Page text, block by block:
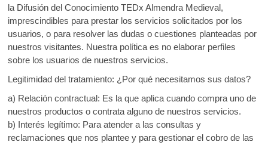
la Difusión del Conocimiento TEDx Almendra Medieval,
imprescindibles para prestar los servicios solicitados por los
usuarios, o para resolver las dudas o cuestiones planteadas por
nuestros visitantes. Nuestra política es no elaborar perfiles
sobre los usuarios de nuestros servicios.
Legitimidad del tratamiento: ¿Por qué necesitamos sus datos?
a) Relación contractual: Es la que aplica cuando compra uno de
nuestros productos o contrata alguno de nuestros servicios.
b) Interés legítimo: Para atender a las consultas y
reclamaciones que nos plantee y para gestionar el cobro de las